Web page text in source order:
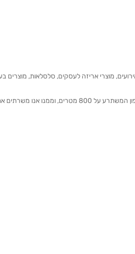
מוצרי אריזה לעסקים, סלסלאות, מוצרים
אנחנו מזמינים אותכם להתרשם מאולם התצוגה הגדול והמרשים ביותר